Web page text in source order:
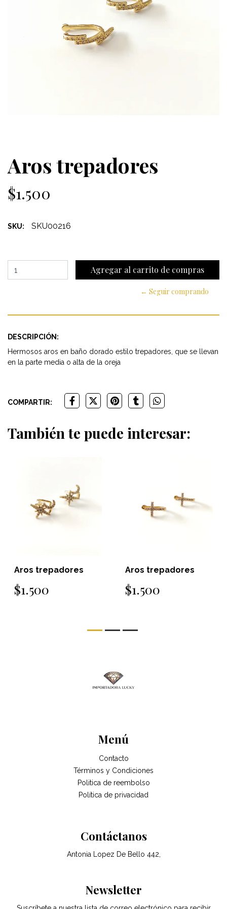
Aros trepadores
$1.500
SKU: SKU00216
← Seguir comprando
DESCRIPCIÓN:
Hermosos aros en baño dorado estilo trepadores, que se llevan
en la parte media o alta de la oreja
COMPARTIR:
También te puede interesar:
Aros trepadores
$1.500
Aros trepadores
$1.500
Menú
Contacto
Términos y Condiciones
Politica de reembolso
Política de privacidad
Contáctanos
Antonia Lopez De Bello 442,
Newsletter